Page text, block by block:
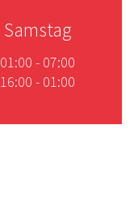
Samstag
01:00 - 07:00
16:00 - 01:00